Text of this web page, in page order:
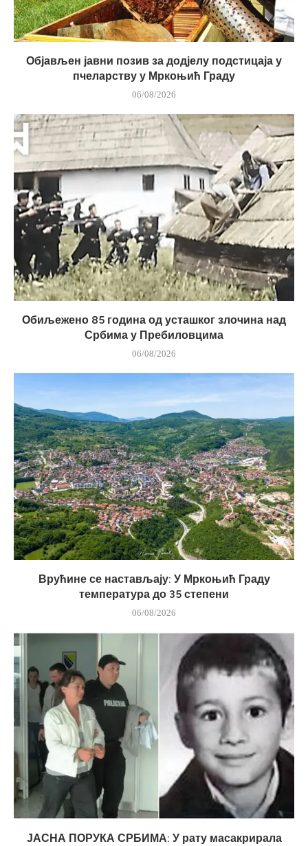
Објављен јавни позив за додјелу подстицаја у
пчеларству у Мркоњић Граду
06/08/2026
Обиљежено 85 година од усташког злочина над
Србима у Пребиловцима
06/08/2026
Врућине се настављају: У Мркоњић Граду
температура до 35 степени
06/08/2026
ЈАСНА ПОРУКА СРБИМА: У рату масакрирала